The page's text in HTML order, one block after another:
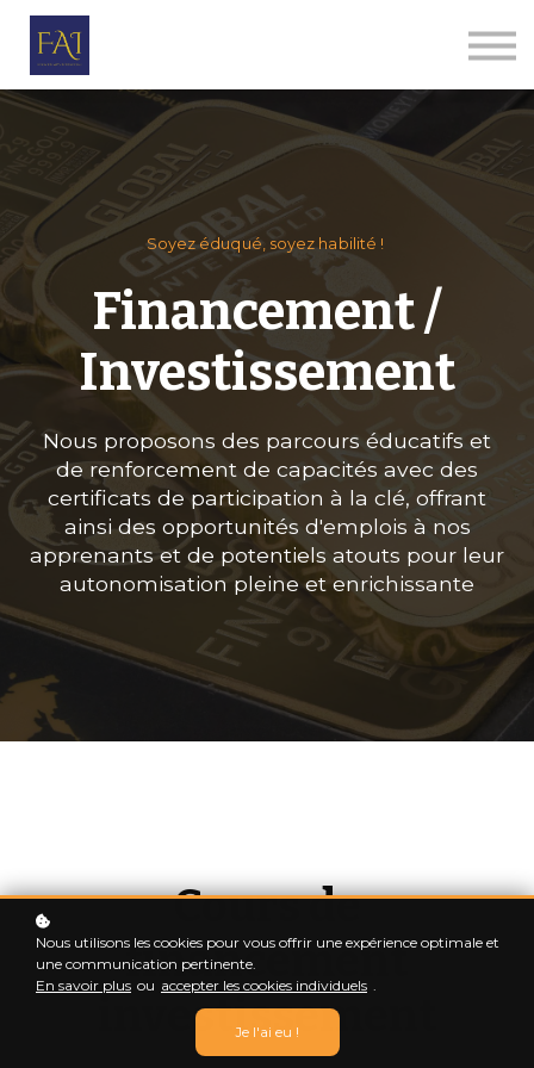
Qui sommes-nous
Se connecter
S'inscrire
Soyez éduqué, soyez habilité !
Financement /
Investissement
Nous proposons des parcours éducatifs et
de renforcement de capacités avec des
certificats de participation à la clé, offrant
ainsi des opportunités d'emplois à nos
apprenants et de potentiels atouts pour leur
autonomisation pleine et enrichissante
Cours de
financement
investissement
Nous utilisons les cookies pour vous offrir une expérience optimale et
une communication pertinente.
En savoir plus ou accepter les cookies individuels .
Je l'ai eu !